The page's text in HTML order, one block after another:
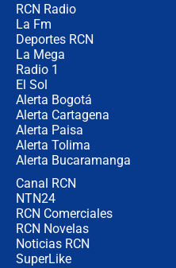
RCN Radio
La Fm
Deportes RCN
La Mega
Radio 1
El Sol
Alerta Bogotá
Alerta Cartagena
Alerta Paisa
Alerta Tolima
Alerta Bucaramanga
Canal RCN
NTN24
RCN Comerciales
RCN Novelas
Noticias RCN
SuperLike